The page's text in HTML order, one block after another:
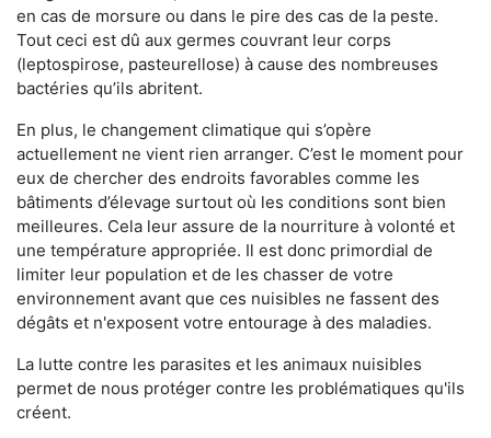
en cas de morsure ou dans le pire des cas de la peste.
Tout ceci est dû aux germes couvrant leur corps
(leptospirose, pasteurellose) à cause des nombreuses
bactéries qu’ils abritent.
En plus, le changement climatique qui s’opère
actuellement ne vient rien arranger. C’est le moment pour
eux de chercher des endroits favorables comme les
bâtiments d’élevage surtout où les conditions sont bien
meilleures. Cela leur assure de la nourriture à volonté et
une température appropriée. Il est donc primordial de
limiter leur population et de les chasser de votre
environnement avant que ces nuisibles ne fassent des
dégâts et n'exposent votre entourage à des maladies.
La lutte contre les parasites et les animaux nuisibles
permet de nous protéger contre les problématiques qu'ils
créent.